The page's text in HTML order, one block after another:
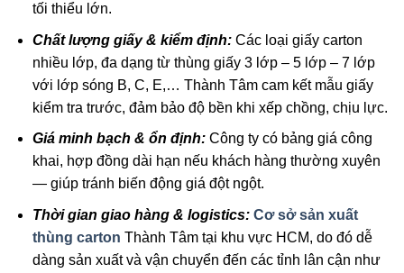
tối thiểu lớn.
Chất lượng giấy & kiểm định:Các loại giấy carton
nhiều lớp, đa dạng từ thùng giấy 3 lớp – 5 lớp – 7 lớp
với lớp sóng B, C, E,… Thành Tâm cam kết mẫu giấy
kiểm tra trước, đảm bảo độ bền khi xếp chồng, chịu lực.
Giá minh bạch & ổn định:Công ty có bảng giá công
khai, hợp đồng dài hạn nếu khách hàng thường xuyên
— giúp tránh biến động giá đột ngột.
Thời gian giao hàng & logistics: Cơ sở sản xuất
thùng carton Thành Tâm tại khu vực HCM, do đó dễ
dàng sản xuất và vận chuyển đến các tỉnh lân cận như